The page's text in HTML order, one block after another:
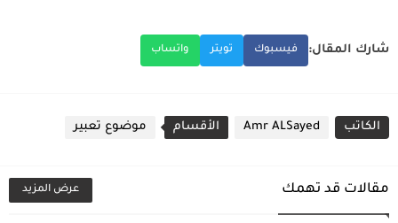
شارك المقال: فيسبوك تويتر واتساب
الكاتب Amr ALSayed الأقسام موضوع تعبير
مقالات قد تهمك عرض المزيد